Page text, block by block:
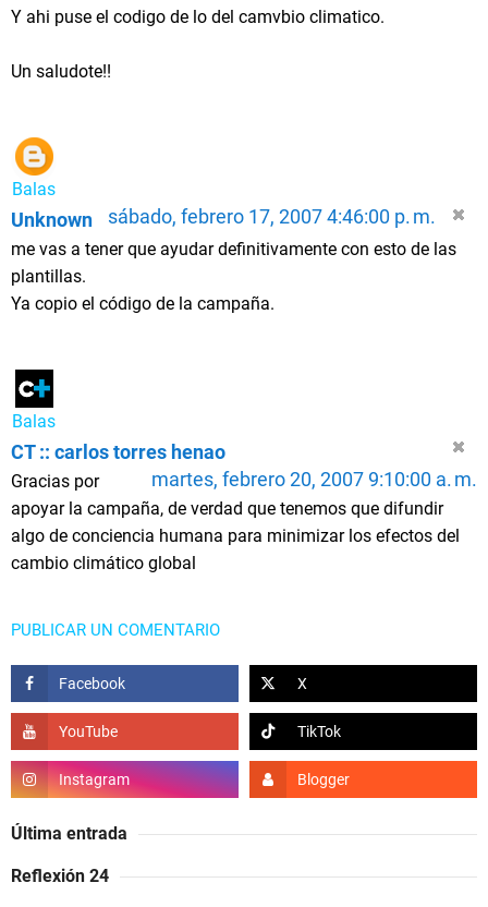
Y ahi puse el codigo de lo del camvbio climatico.
Un saludote!!
Balas
Unknown sábado, febrero 17, 2007 4:46:00 p. m.
me vas a tener que ayudar definitivamente con esto de las
plantillas.
Ya copio el código de la campaña.
Balas
CT :: carlos torres henao
martes, febrero 20, 2007 9:10:00 a. m.
Gracias por
apoyar la campaña, de verdad que tenemos que difundir
algo de conciencia humana para minimizar los efectos del
cambio climático global
PUBLICAR UN COMENTARIO
Última entrada
Reflexión 24